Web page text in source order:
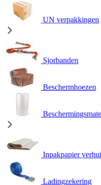
UN verpakkingen
Sjorbanden
Beschermhoezen
Inpakpapier
Ladingzekering